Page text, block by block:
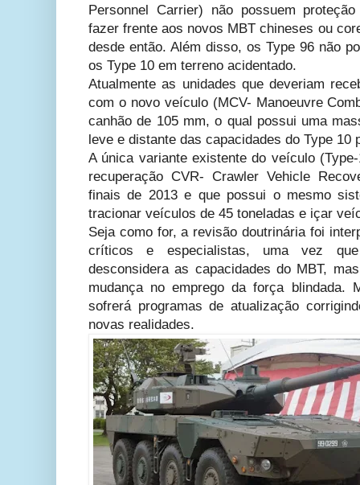
Personnel Carrier) não possuem
fazer frente aos novos MBT chineses ou
desde então. Além disso, os Type 96 não
os Type 10 em terreno acidentado.
Atualmente as unidades que deveriam
com o novo veículo (MCV- Manoeuvre
canhão de 105 mm, o qual possui uma
leve e distante das capacidades do Type 10
A única variante existente do veículo
recuperação CVR- Crawler Vehicle
finais de 2013 e que possui o mesmo
tracionar veículos de 45 toneladas e içar
Seja como for, a revisão doutrinária foi
críticos e especialistas, uma vez
desconsidera as capacidades do MBT,
mudança no emprego da força blindada.
sofrerá programas de atualização
novas realidades.